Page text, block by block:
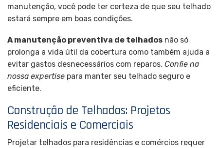
manutenção, você pode ter certeza de que seu telhado
estará sempre em boas condições.
A manutenção preventiva de telhados não só
prolonga a vida útil da cobertura como também ajuda a
evitar gastos desnecessários com reparos. Confie na
nossa expertise para manter seu telhado seguro e
eficiente.
Construção de Telhados: Projetos
Residenciais e Comerciais
Projetar telhados para residências e comércios requer